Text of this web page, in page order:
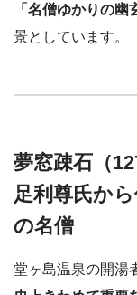
「名僧ゆかりの幽
景としています。
夢窓疎石（
足利尊氏か
の名僧
堂ヶ島温泉の開湯